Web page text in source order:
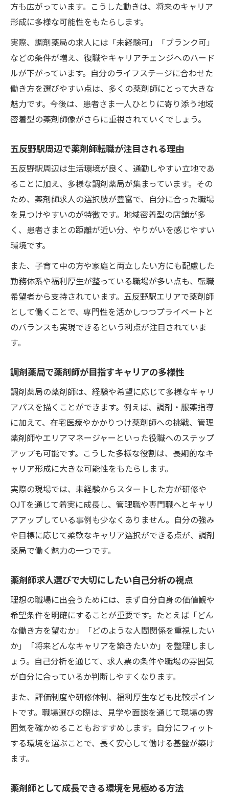
制
方
五反野駅周辺で薬剤師求人を探す際の要点まと
め
薬剤師求人の比較ポイントと見落としがち
な点
解説
薬剤師が五反野駅求人で重視すべき条件と
は
調剤薬局の求人票から読み取るべき情報
薬剤師転職で大切な現場見学のポイント
未経験でも始めやすい調剤薬局の魅力とは
介
調剤薬局で薬剤師として成長できる理由
未経験薬剤師の転職を成功させるサポート
体制
薬剤師が挑戦しやすい研修や教育制度
薬剤師として地域医療に貢献する方法を紐解く
薬剤師が地域医療の現場で果たす役割
調剤薬局薬剤師ができる地域貢献の方法
薬剤師求人で地域医療を意識した選び方
かかりつけ薬剤師としてのやりがいと魅力
薬剤師が地域に根ざして働くメリット
在宅やかかりつけ薬剤師へのキャリアパス紹介
薬剤師が在宅分野に挑戦する魅力を解説
かかりつけ薬剤師として活躍できる調剤薬
局求人
薬剤師求人で広がる多様なキャリアパス
調剤薬局での在宅薬剤師キャリア形成法
薬剤師が選ぶ在宅・かかりつけ業務の魅力
方も広がっています。こうした動きは、将来のキャリア
形成に多様な可能性をもたらします。
実際、調剤薬局の求人には「未経験可」「ブランク可」
などの条件が増え、復職やキャリアチェンジへのハード
ルが下がっています。自分のライフステージに合わせた
働き方を選びやすい点は、多くの薬剤師にとって大きな
魅力です。今後は、患者さま一人ひとりに寄り添う地域
密着型の薬剤師像がさらに重視されていくでしょう。
五反野駅周辺で薬剤師転職が注目される理由
五反野駅周辺は生活環境が良く、通勤しやすい立地であ
ることに加え、多様な調剤薬局が集まっています。その
ため、薬剤師求人の選択肢が豊富で、自分に合った職場
を見つけやすいのが特徴です。地域密着型の店舗が多
く、患者さまとの距離が近い分、やりがいを感じやすい
環境です。
また、子育て中の方や家庭と両立したい方にも配慮した
勤務体系や福利厚生が整っている職場が多い点も、転職
希望者から支持されています。五反野駅エリアで薬剤師
として働くことで、専門性を活かしつつプライベートと
のバランスも実現できるという利点が注目されていま
す。
調剤薬局で薬剤師が目指すキャリアの多様性
調剤薬局の薬剤師は、経験や希望に応じて多様なキャリ
アパスを描くことができます。例えば、調剤・服薬指導
に加えて、在宅医療やかかりつけ薬剤師への挑戦、管理
薬剤師やエリアマネージャーといった役職へのステップ
アップも可能です。こうした多様な役割は、長期的なキ
ャリア形成に大きな可能性をもたらします。
実際の現場では、未経験からスタートした方が研修や
OJTを通じて着実に成長し、管理職や専門職へとキャリ
アアップしている事例も少なくありません。自分の強み
や目標に応じて柔軟なキャリア選択ができる点が、調剤
薬局で働く魅力の一つです。
薬剤師求人選びで大切にしたい自己分析の視点
理想の職場に出会うためには、まず自分自身の価値観や
希望条件を明確にすることが重要です。たとえば「どん
な働き方を望むか」「どのような人間関係を重視したい
か」「将来どんなキャリアを築きたいか」を整理しまし
ょう。自己分析を通じて、求人票の条件や職場の雰囲気
が自分に合っているか判断しやすくなります。
また、評価制度や研修体制、福利厚生なども比較ポイン
トです。職場選びの際は、見学や面談を通じて現場の雰
囲気を確かめることもおすすめします。自分にフィット
する環境を選ぶことで、長く安心して働ける基盤が築け
ます。
薬剤師として成長できる環境を見極める方法